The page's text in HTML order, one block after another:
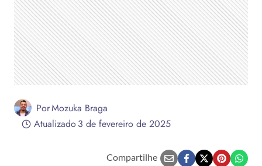
PorMozuka Braga
Atualizado3 de fevereiro de 2025
Compartilhe